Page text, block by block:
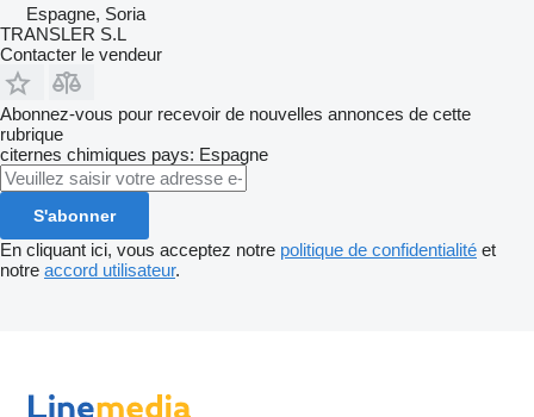
Espagne, Soria
TRANSLER S.L
Contacter le vendeur
Abonnez-vous pour recevoir de nouvelles annonces de cette
rubrique
citernes chimiques pays: Espagne
S'abonner
En cliquant ici, vous acceptez notre politique de confidentialité et
notre accord utilisateur.